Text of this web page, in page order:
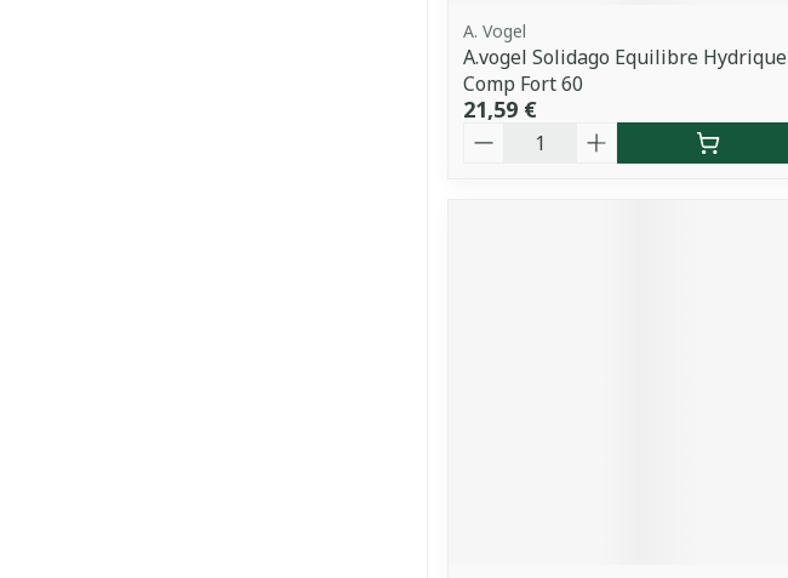
A. Vogel
A.vogel Solidago Equilibre Hydrique
Comp Fort 60
21,59 €
Quantité